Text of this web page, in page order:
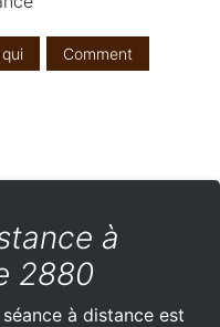
Comment
à
2880
séance à distance est